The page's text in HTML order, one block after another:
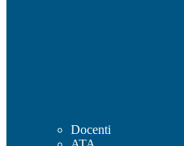
Docenti